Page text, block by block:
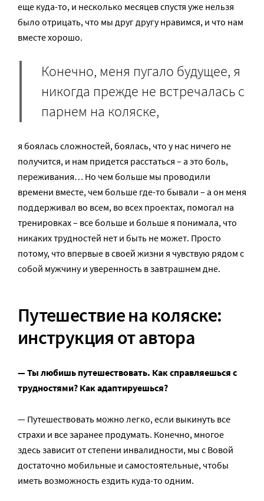
еще куда-то, и несколько месяцев спустя уже нельзя
было отрицать, что мы друг другу нравимся, и что нам
вместе хорошо.
Конечно, меня пугало будущее, я
никогда прежде не встречалась с
парнем на коляске,
я боялась сложностей, боялась, что у нас ничего не
получится, и нам придется расстаться – а это боль,
переживания… Но чем больше мы проводили
времени вместе, чем больше где-то бывали – а он меня
поддерживал во всем, во всех проектах, помогал на
тренировках – все больше и больше я понимала, что
никаких трудностей нет и быть не может. Просто
потому, что впервые в своей жизни я чувствую рядом с
собой мужчину и уверенность в завтрашнем дне.
Путешествие на коляске:
инструкция от автора
— Ты любишь путешествовать. Как справляешься с
трудностями? Как адаптируешься?
— Путешествовать можно легко, если выкинуть все
страхи и все заранее продумать. Конечно, многое
здесь зависит от степени инвалидности, мы с Вовой
достаточно мобильные и самостоятельные, чтобы
иметь возможность ездить куда-то одним.